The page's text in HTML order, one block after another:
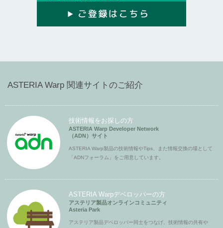
ASTERIA Warp 関連サイトのご紹介
技術情報をお探しの方
ASTERIA Warp Developer Network
（ADN）サイト
ASTERIA Warp製品の技術情報やTips、また情報交換の場として
「ADNフォーラム」をご用意しています。
ASTERIA Warpデベロッパーの方
アステリア製品オンラインコミュニティ
Asteria Park
アステリア製品デベロッパー同士をつなげ、技術情報の共有や